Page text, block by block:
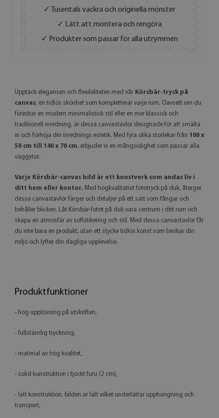
✓ Tusentals vackra och originella mönster
✓ Lätt att montera och rengöra
✓ Produkter som passar för alla utrymmen
Upptäck elegansen och flexibiliteten med vår Körsbär-tryck på
canvas, en tidlös skönhet som kompletterar varje rum. Oavsett om du
föredrar en modern minimalistisk stil eller en mer klassisk och
traditionell inredning, är dessa canvastavlor designade för att smälta
in och förhöja din inrednings estetik. Med fyra olika storlekar från 100 x
50 cm till 140 x 70 cm, erbjuder vi en mångsidighet som passar alla
väggytor.
Varje Körsbär-canvas bild är ett konstverk som andas liv i
ditt hem eller kontor. Med högkvalitativt fototryck på duk, återger
dessa canvastavlor färger och detaljer på ett sätt som fångar och
behåller blicken. Låt Körsbär-fotot på duk vara centrum i ditt rum och
skapa en atmosfär av sofistikering och stil. Med dessa canvastavlor får
du inte bara en produkt, utan ett stycke tidlös konst som berikar din
miljö och lyfter din dagliga upplevelse.
Produktfunktioner
- hög upplösning på utskriften,
- fullständig tryckning,
- material av hög kvalitet,
- solid konstruktion i tjockt furu (2 cm),
- lätt konstruktion, bilden är lätt vilket underlättar upphängning och
transport,